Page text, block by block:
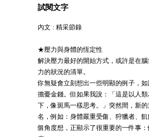
試閱文字
內文 : 精采節錄
★壓力與身體的恆定性
解決壓力最好的開始方式，或許是在
力的狀況的清單。
你無疑會立刻想出一些明顯的例子，如
擔憂金錢。但如果我說：「這是以人
下，像斑馬一樣思考。」突然間，新
名，例如：身體嚴重受傷、狩獵者、
個角度想，正顯示了很重要的一件事